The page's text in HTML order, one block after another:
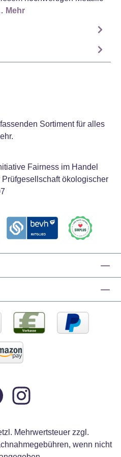
Mehr
Sortiment für alles
Fairness im Handel
ökologischer
Mehrwertsteuer zzgl.
wenn nicht